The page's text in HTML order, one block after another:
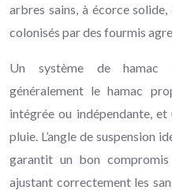
arbres sains, à écorce
colonisés par des fourmis
Un système de hamac
généralement le hamac
intégrée ou indépendante, et
pluie. L’angle de suspension
garantit un bon
ajustant correctement les